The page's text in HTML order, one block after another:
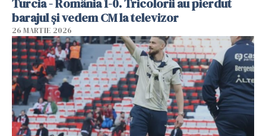
barajul și vedem CM la televizor
26 MARTIE 2026